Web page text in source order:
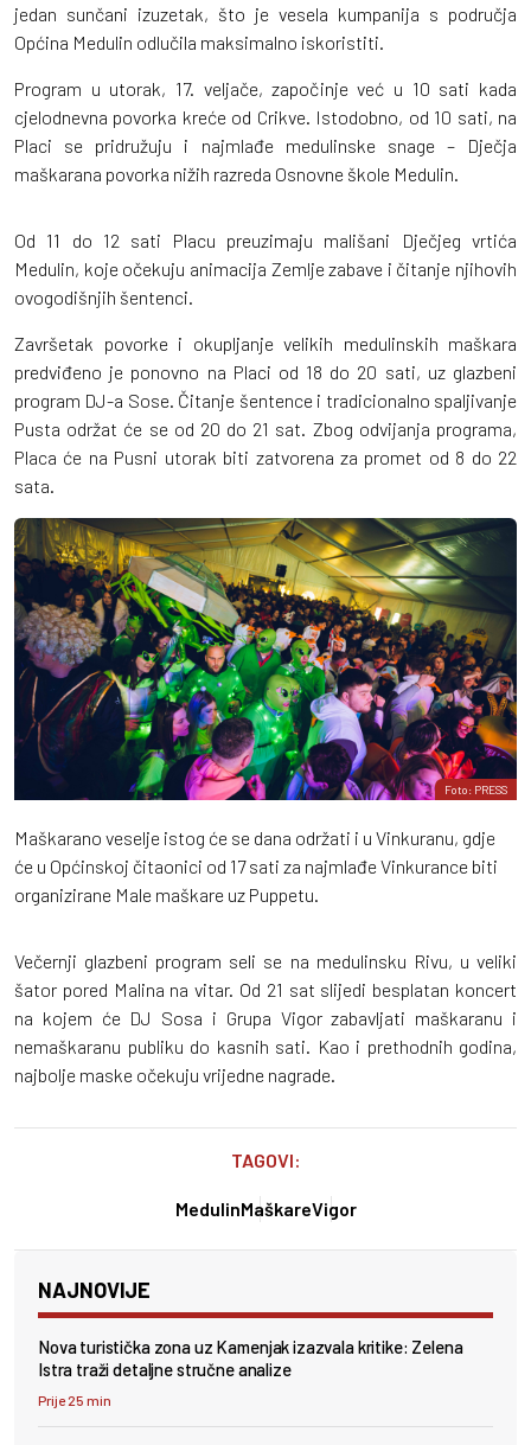
jedan sunčani izuzetak, što je vesela kumpanija s područja
Općina Medulin odlučila maksimalno iskoristiti.
Program u utorak, 17. veljače, započinje već u 10 sati kada
cjelodnevna povorka kreće od Crikve. Istodobno, od 10 sati, na
Placi se pridružuju i najmlađe medulinske snage – Dječja
maškarana povorka nižih razreda Osnovne škole Medulin.
Od 11 do 12 sati Placu preuzimaju mališani Dječjeg vrtića
Medulin, koje očekuju animacija Zemlje zabave i čitanje njihovih
ovogodišnjih šentenci.
Završetak povorke i okupljanje velikih medulinskih maškara
predviđeno je ponovno na Placi od 18 do 20 sati, uz glazbeni
program DJ-a Sose. Čitanje šentence i tradicionalno spaljivanje
Pusta održat će se od 20 do 21 sat. Zbog odvijanja programa,
Placa će na Pusni utorak biti zatvorena za promet od 8 do 22
sata.
Foto: PRESS
Maškarano veselje istog će se dana održati i u Vinkuranu, gdje
će u Općinskoj čitaonici od 17 sati za najmlađe Vinkurance biti
organizirane Male maškare uz Puppetu.
Večernji glazbeni program seli se na medulinsku Rivu, u veliki
šator pored Malina na vitar. Od 21 sat slijedi besplatan koncert
na kojem će DJ Sosa i Grupa Vigor zabavljati maškaranu i
nemaškaranu publiku do kasnih sati. Kao i prethodnih godina,
najbolje maske očekuju vrijedne nagrade.
TAGOVI:
MedulinMaškareVigor
NAJNOVIJE
Nova turistička zona uz Kamenjak izazvala kritike: Zelena
Istra traži detaljne stručne analize
Prije 25 min